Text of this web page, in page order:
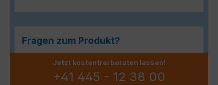
Fragen zum Produkt?
Jetzt kostenfrei beraten lassen!
+41 445 - 12 38 00